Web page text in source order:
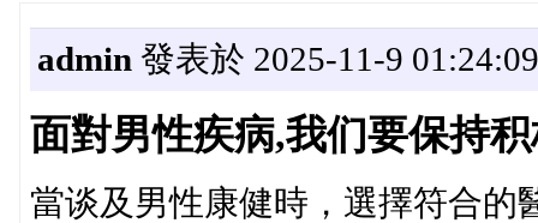
admin 發表於 2025-11-9 01:24:09
面對男性疾病,我们要保持
當谈及男性康健時，選擇符合的